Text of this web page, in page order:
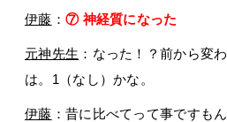
伊藤 ： ⑦ 神経質になった
元神先生 ：なった！？前から変
は。1（なし）かな。
伊藤 ：昔に比べてって事ですもん